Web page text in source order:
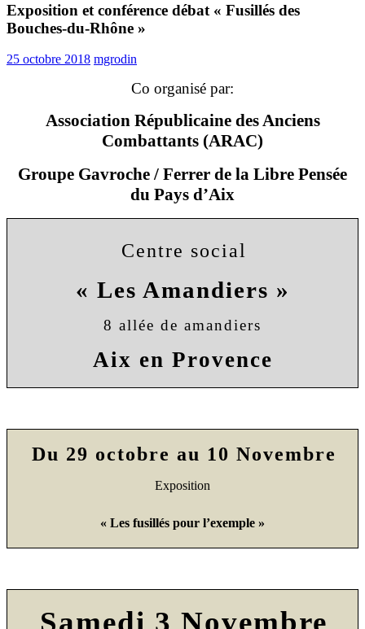
Exposition et conférence débat « Fusillés des
Bouches-du-Rhône »
25 octobre 2018 mgrodin
Co organisé par:
Association Républicaine des Anciens
Combattants (ARAC)
Groupe Gavroche / Ferrer de la Libre Pensée
du Pays d’Aix
Centre social
« Les Amandiers »
8 allée de amandiers
Aix en Provence
Du 29 octobre au 10 Novembre
Exposition
« Les fusillés pour l’exemple »
Samedi 3 Novembre